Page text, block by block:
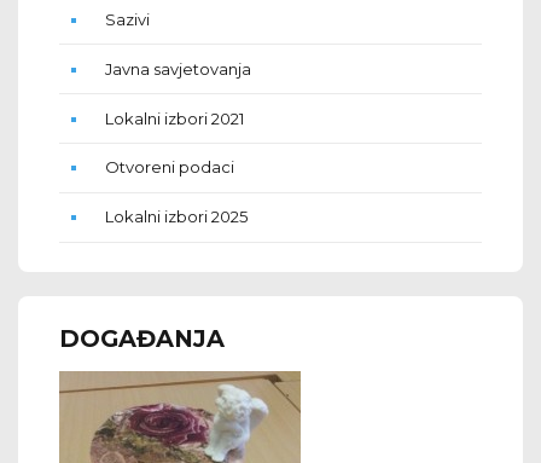
Sazivi
Javna savjetovanja
Lokalni izbori 2021
Otvoreni podaci
Lokalni izbori 2025
DOGAĐANJA